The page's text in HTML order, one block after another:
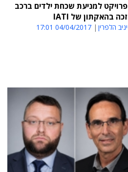
פרויקט למניעת שכחת ילדים ברכב
זכה בהאקתון של IATI
יניב הלפרין 04/04/2017 17:01